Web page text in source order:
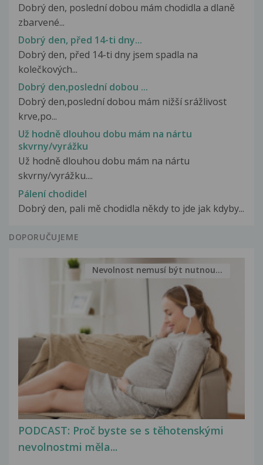
Dobrý den, poslední dobou mám chodidla a dlaně
zbarvené...
Dobrý den, před 14-ti dny...
Dobrý den, před 14-ti dny jsem spadla na
kolečkových...
Dobrý den,poslední dobou ...
Dobrý den,poslední dobou mám nižší srážlivost
krve,po...
Už hodně dlouhou dobu mám na nártu
skvrny/vyrážku
Už hodně dlouhou dobu mám na nártu
skvrny/vyrážku....
Pálení chodidel
Dobrý den, pali mě chodidla někdy to jde jak kdyby...
DOPORUČUJEME
PODCAST: Proč byste se s těhotenskými
nevolnostmi měla...
Nevolnost nemusí být nutnou...